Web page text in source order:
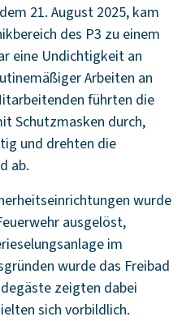
21. August 2025, kam
des P3 zu einem
eine Undichtigkeit an
Arbeiten an
führten die
Schutzmasken durch,
und drehten die
ab.
wurde
ausgelöst,
im
wurde das Freibad
zeigten dabei
sich vorbildlich.